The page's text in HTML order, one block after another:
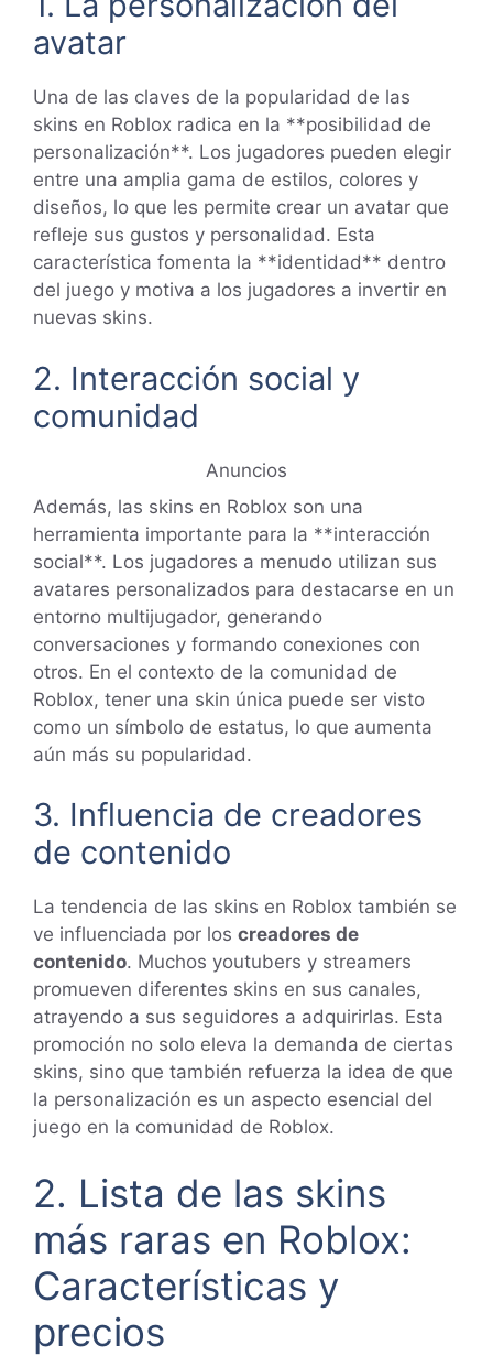
avatar
Una de las claves de la popularidad de las
skins en Roblox radica en la **posibilidad de
personalización**. Los jugadores pueden elegir
entre una amplia gama de estilos, colores y
diseños, lo que les permite crear un avatar que
refleje sus gustos y personalidad. Esta
característica fomenta la **identidad** dentro
del juego y motiva a los jugadores a invertir en
nuevas skins.
2. Interacción social y
comunidad
Anuncios
Además, las skins en Roblox son una
herramienta importante para la **interacción
social**. Los jugadores a menudo utilizan sus
avatares personalizados para destacarse en un
entorno multijugador, generando
conversaciones y formando conexiones con
otros. En el contexto de la comunidad de
Roblox, tener una skin única puede ser visto
como un símbolo de estatus, lo que aumenta
aún más su popularidad.
3. Influencia de creadores
de contenido
La tendencia de las skins en Roblox también se
ve influenciada por los creadores de
contenido. Muchos youtubers y streamers
promueven diferentes skins en sus canales,
atrayendo a sus seguidores a adquirirlas. Esta
promoción no solo eleva la demanda de ciertas
skins, sino que también refuerza la idea de que
la personalización es un aspecto esencial del
juego en la comunidad de Roblox.
2. Lista de las skins
más raras en Roblox:
Características y
precios